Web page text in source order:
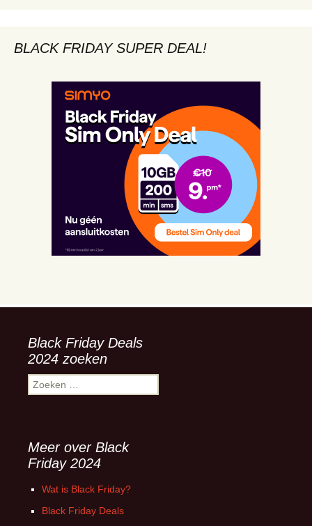
BLACK FRIDAY SUPER DEAL!
Black Friday Deals
2024 zoeken
Zoeken
naar:
Meer over Black
Friday 2024
Wat is Black Friday?
Black Friday Deals